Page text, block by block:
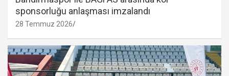
sponsorluğu anlaşması imzalandı
28 Temmuz 2026